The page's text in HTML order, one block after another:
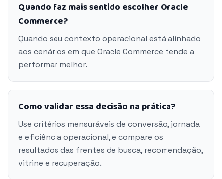
Quando faz mais sentido escolher Oracle
Commerce?
Quando seu contexto operacional está alinhado
aos cenários em que Oracle Commerce tende a
performar melhor.
Como validar essa decisão na prática?
Use critérios mensuráveis de conversão, jornada
e eficiência operacional, e compare os
resultados das frentes de busca, recomendação,
vitrine e recuperação.